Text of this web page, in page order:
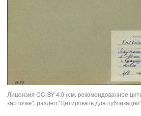
Лицензия CC-BY 4.0 (см. рекомендованное
карточке", раздел "Цитировать для